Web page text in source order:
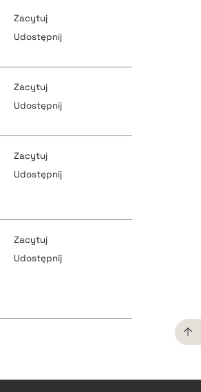
Zacytuj
Udostępnij
pobierz cytat
pobierz cytat
Zacytuj
Udostępnij
pobierz cytat
Zacytuj
Udostępnij
Zacytuj
Udostępnij